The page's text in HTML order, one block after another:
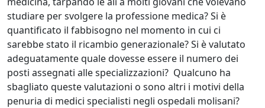
studiare per svolgere la professione medica? Si è
quantificato il fabbisogno nel momento in cui ci
sarebbe stato il ricambio generazionale? Si è valutato
adeguatamente quale dovesse essere il numero dei
posti assegnati alle specializzazioni? Qualcuno ha
sbagliato queste valutazioni o sono altri i motivi della
penuria di medici specialisti negli ospedali molisani?